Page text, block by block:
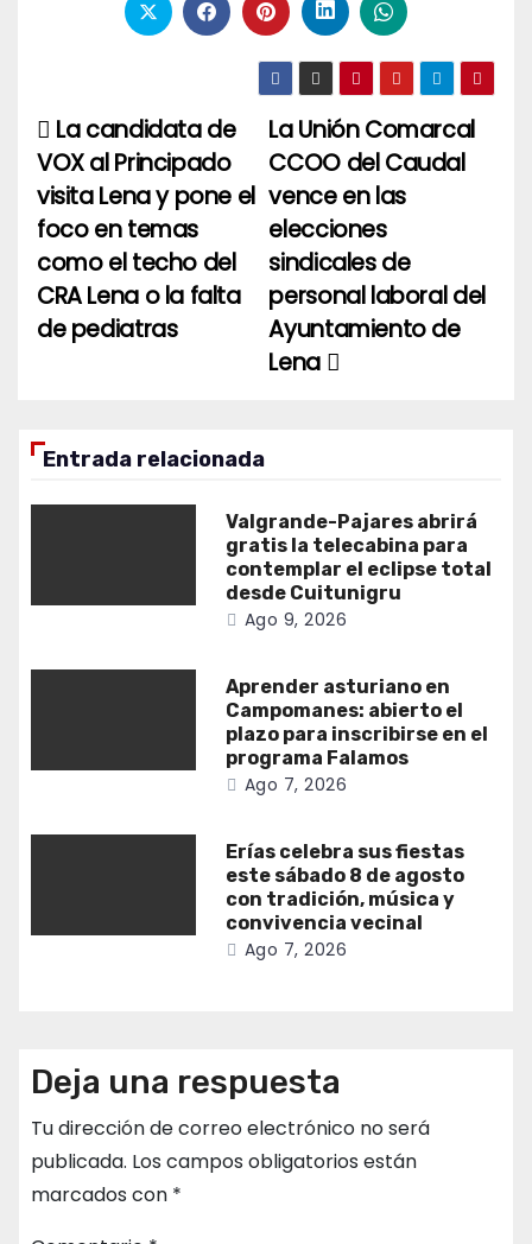
Navegación
de
entradas
La Unión Comarcal
CCOO del Caudal
vence en las
elecciones
sindicales de
personal laboral del
Ayuntamiento de
Lena
La candidata de
VOX al Principado
visita Lena y pone el
foco en temas
como el techo del
CRA Lena o la falta
de pediatras
Entrada relacionada
Valgrande-Pajares abrirá
gratis la telecabina para
contemplar el eclipse total
desde Cuitunigru
Ago 9, 2026
Aprender asturiano en
Campomanes: abierto el
plazo para inscribirse en el
programa Falamos
Ago 7, 2026
Erías celebra sus fiestas
este sábado 8 de agosto
con tradición, música y
convivencia vecinal
Ago 7, 2026
Deja una respuesta
Tu dirección de correo electrónico no será
publicada. Los campos obligatorios están
marcados con *